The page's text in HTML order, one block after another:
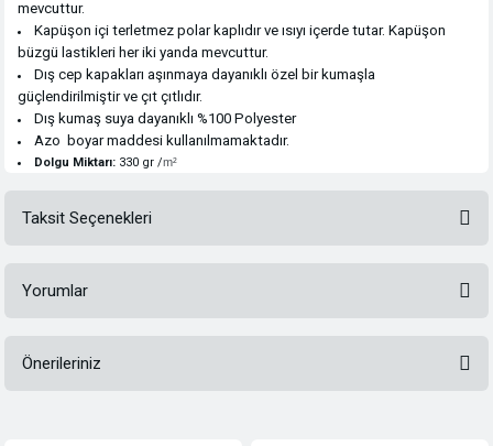
mevcuttur.
Kapüşon içi terletmez polar kaplıdır ve ısıyı içerde tutar. Kapüşon
büzgü lastikleri her iki yanda mevcuttur.
Dış cep kapakları aşınmaya dayanıklı özel bir kumaşla
güçlendirilmiştir ve çıt çıtlıdır.
Dış kumaş suya dayanıklı %100 Polyester
Azo boyar maddesi kullanılmamaktadır.
Dolgu Miktarı: 330 gr /m²
Taksit Seçenekleri
Yorumlar
Önerileriniz